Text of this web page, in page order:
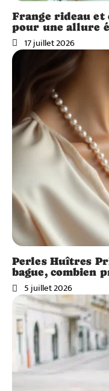
Frange rideau et
pour une allure
17 juillet 2026
Perles Huîtres
bague, combien
5 juillet 2026